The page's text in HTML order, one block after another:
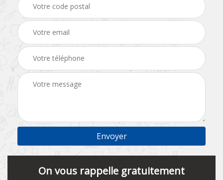
On vous rappelle gratuitement